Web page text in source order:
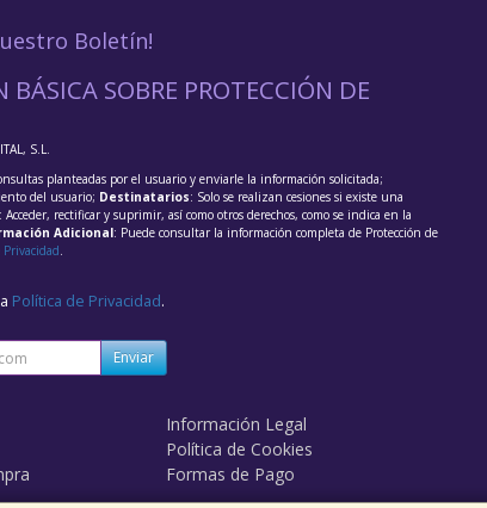
Boletín!
BÁSICA SOBRE PROTECCIÓN DE
S.L.
planteadas por el usuario y enviarle la información solicitada;
del usuario; Destinatarios: Solo se realizan cesiones si existe una
: Acceder, rectificar y suprimir, así como otros derechos, como se indica en la
Adicional: Puede consultar la información completa de Protección de
.
Política de Privacidad.
Enviar
Información Legal
Política de Cookies
Formas de Pago